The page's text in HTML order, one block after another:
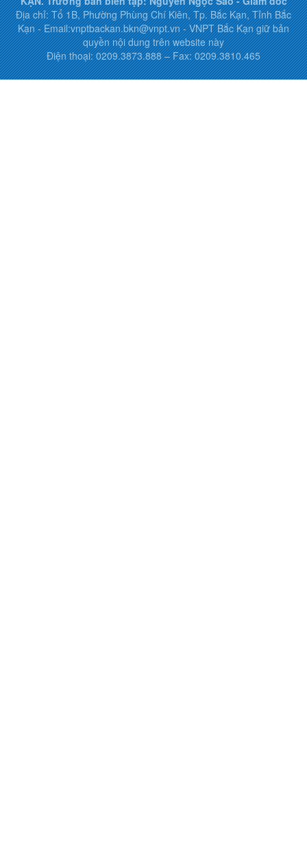
Địa chỉ: Tổ 1B, Phường Phùng Chí Kiên, Tp. Bắc Kạn, Tỉnh Bắc
Kạn - Email:vnptbackan.bkn@vnpt.vn - VNPT Bắc Kạn giữ bản
quyền nội dung trên website này
Điện thoại: 0209.3873.888 – Fax: 0209.3810.465